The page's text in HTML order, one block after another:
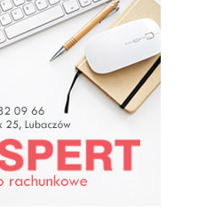
Pielgrzymka Rowerowa
Lubaczów -Jasna Góra
2020